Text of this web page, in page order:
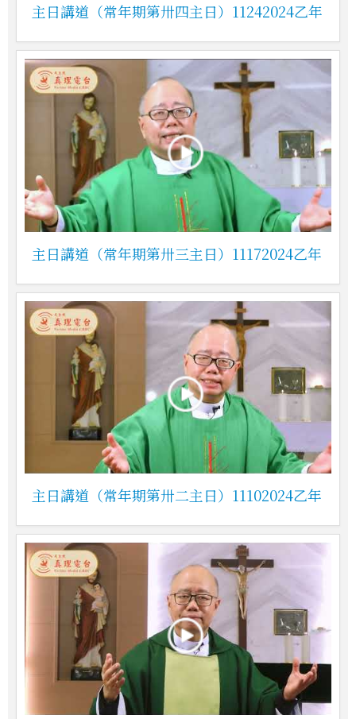
主日講道（常年期第卅四主日）11242024乙年
主日講道（常年期第卅三主日）11172024乙年
主日講道（常年期第卅二主日）11102024乙年